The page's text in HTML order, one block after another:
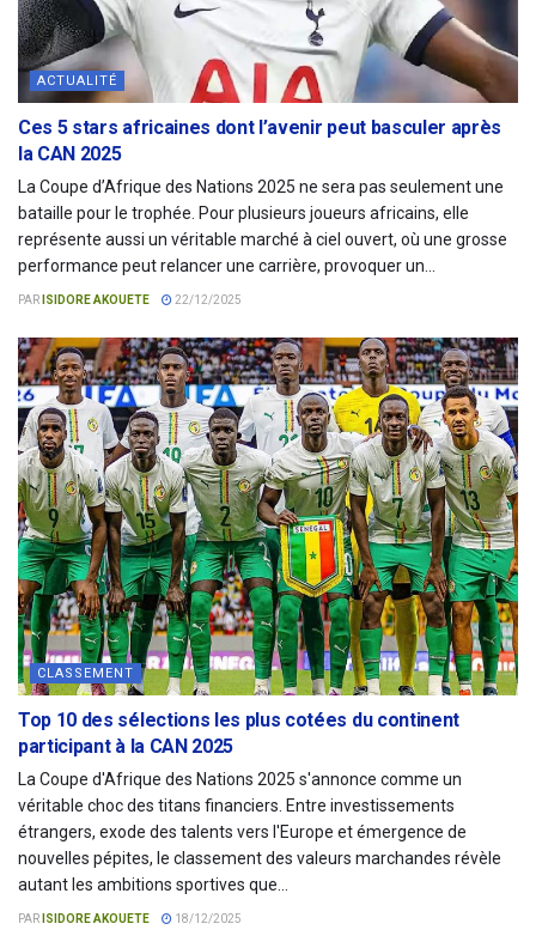
ACTUALITÉ
Ces 5 stars africaines dont l’avenir peut basculer après
la CAN 2025
La Coupe d’Afrique des Nations 2025 ne sera pas seulement une
bataille pour le trophée. Pour plusieurs joueurs africains, elle
représente aussi un véritable marché à ciel ouvert, où une grosse
performance peut relancer une carrière, provoquer un...
PAR ISIDORE AKOUETE 22/12/2025
CLASSEMENT
Top 10 des sélections les plus cotées du continent
participant à la CAN 2025
La Coupe d'Afrique des Nations 2025 s'annonce comme un
véritable choc des titans financiers. Entre investissements
étrangers, exode des talents vers l'Europe et émergence de
nouvelles pépites, le classement des valeurs marchandes révèle
autant les ambitions sportives que...
PAR ISIDORE AKOUETE 18/12/2025